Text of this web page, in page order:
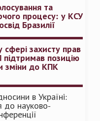
та
процесу: у КСУ
Бразилії
сфері захисту прав
позицію
зміни до КПК
в Україні:
до науково-